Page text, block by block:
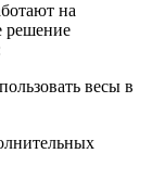
на
решение
весы в